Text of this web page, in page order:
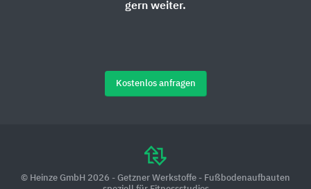
gern weiter.
Kostenlos anfragen
© Heinze GmbH 2026 - Getzner Werkstoffe - Fußbodenaufbauten